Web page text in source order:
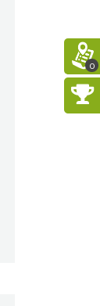
0